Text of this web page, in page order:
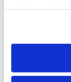
Si lo permite,
PASO 9